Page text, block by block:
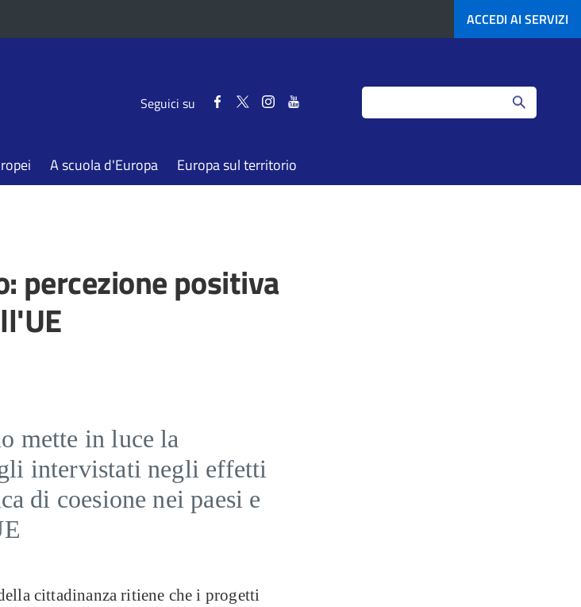
ACCEDI AI SERVIZI
Seguici su
Seguici SeguiciSeguici
Search
A scuola d'Europa Europa sul territorio
percezione positiva
mette in luce la
intervistati negli effetti
di coesione nei paesi e
cittadinanza ritiene che i progetti